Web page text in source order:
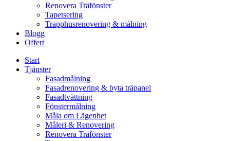
Renovera Träfönster
Tapetsering
Trapphusrenovering & målning
Blogg
Offert
Start
Tjänster
Fasadmålning
Fasadrenovering & byta träpanel
Fasadtvättning
Fönstermålning
Måla om Lägenhet
Måleri & Renovering
Renovera Träfönster